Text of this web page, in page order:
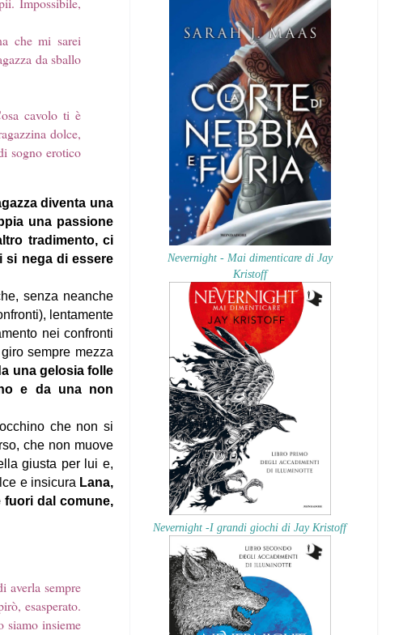
che mi sarei
da sballo
cavolo ti è
dolce,
sogno erotico
diventa una
una passione
tradimento, ci
si nega di essere
senza neanche
lentamente
nei confronti
sempre mezza
una gelosia folle
e da una non
che non si
che non muove
giusta per lui e,
e insicura Lana,
fuori dal comune,
averla sempre
esasperato.
siamo insieme
Nevernight - Mai dimenticare di Jay
Kristoff
Nevernight -I grandi giochi di Jay Kristoff